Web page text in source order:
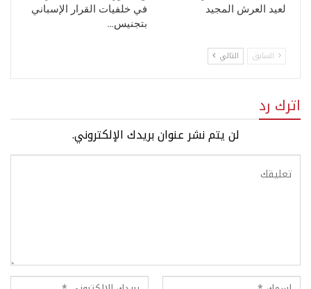
لعيد العرش المجيد
في خلفيات القرار الإسباني
بتجنيس…
السابق التالي
اترك رد
لن يتم نشر عنوان بريدك الإلكتروني.